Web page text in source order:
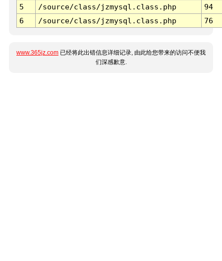
5
/source/class/jzmysql.class.php
94
6
/source/class/jzmysql.class.php 76
www.365jz.com 已经将此出错信息详细记录, 由此给您带来的访问不便我
们深感歉意.